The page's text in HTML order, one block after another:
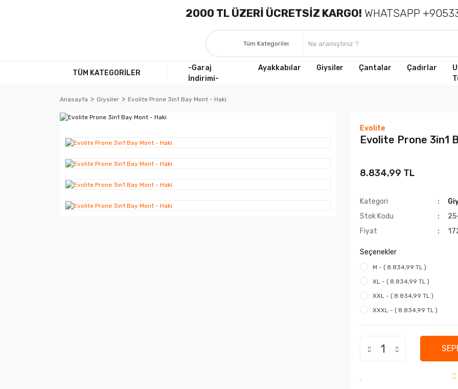
2000 TL ÜZERİ ÜCRETSİZ KARGO! WHATSAPP
TÜM KATEGORİLER
-Garaj
İndirimi-
Ayakkabılar Giysiler Çantalar Çadırlar
Anasayfa Giysiler Evolite Prone 3in1 Bay Mont - Haki
Evolite
Evolite Prone 3in1
8.834,99 TL
Kategori
Stok Kodu
Fiyat
Seçenekler
M - ( 8.834,99 TL )
XL - ( 8.834,99 TL )
XXL - ( 8.834,99 TL )
XXXL - ( 8.834,99 TL )